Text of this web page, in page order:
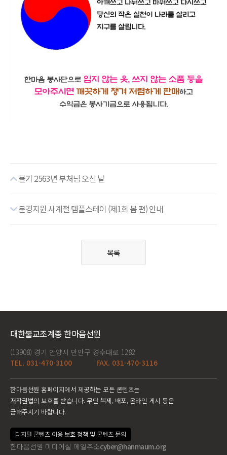
불기 2563년 부처님 오신 날
문경지원 사계절 템플스테이 (제1회 봄 편) 안내
목록
대한불교조계종 한마음선원
(13908) 경기 안양시 만안구 경수대로 1282
TEL. 031-470-3100
FAX. 031-470-3116
한마음선원 홈페이지에서 제공하는 모든 콘텐츠는
저작권법의 보호를 받습니다. 무단 복제, 배포, 온라인 게시 등은
금해주시기 바랍니다.
디지털 콘텐츠 이용 보호 정책 및 콘텐츠 문의
한마음선원 미디어실 메일주소cyber@hanmaum.org